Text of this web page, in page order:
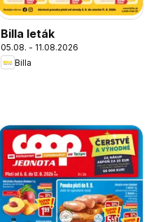
Billa leták
05.08. - 11.08.2026
Billa